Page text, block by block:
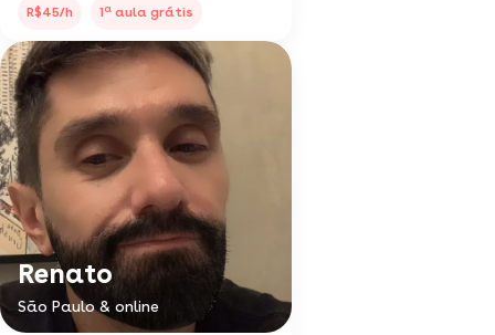
R$45/h 1a aula grátis
Renato
São Paulo & online